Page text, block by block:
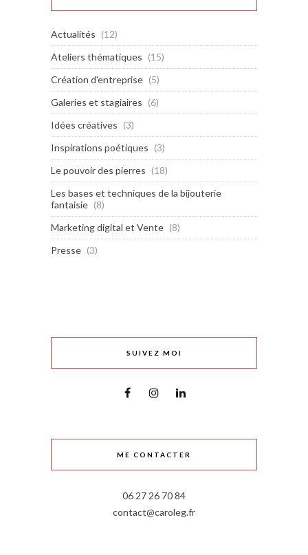
Actualités (12)
Ateliers thématiques (15)
Création d'entreprise (5)
Galeries et stagiaires (6)
Idées créatives (3)
Inspirations poétiques (3)
Le pouvoir des pierres (18)
Les bases et techniques de la bijouterie
fantaisie (8)
Marketing digital et Vente (8)
Presse (3)
SUIVEZ MOI
ME CONTACTER
06 27 26 70 84
contact@caroleg.fr